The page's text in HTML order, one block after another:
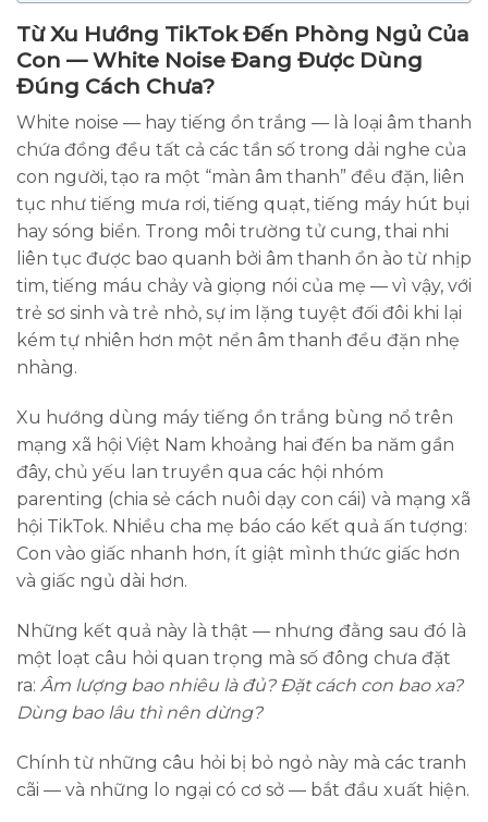
Từ Xu Hướng TikTok Đến Phòng Ngủ Của
Con — White Noise Đang Được Dùng
Đúng Cách Chưa?
White noise — hay tiếng ồn trắng — là loại âm thanh
chứa đồng đều tất cả các tần số trong dải nghe của
con người, tạo ra một “màn âm thanh” đều đặn, liên
tục như tiếng mưa rơi, tiếng quạt, tiếng máy hút bụi
hay sóng biển. Trong môi trường tử cung, thai nhi
liên tục được bao quanh bởi âm thanh ồn ào từ nhịp
tim, tiếng máu chảy và giọng nói của mẹ — vì vậy, với
trẻ sơ sinh và trẻ nhỏ, sự im lặng tuyệt đối đôi khi lại
kém tự nhiên hơn một nền âm thanh đều đặn nhẹ
nhàng.
Xu hướng dùng máy tiếng ồn trắng bùng nổ trên
mạng xã hội Việt Nam khoảng hai đến ba năm gần
đây, chủ yếu lan truyền qua các hội nhóm
parenting (chia sẻ cách nuôi dạy con cái) và mạng xã
hội TikTok. Nhiều cha mẹ báo cáo kết quả ấn tượng:
Con vào giấc nhanh hơn, ít giật mình thức giấc hơn
và giấc ngủ dài hơn.
Những kết quả này là thật — nhưng đằng sau đó là
một loạt câu hỏi quan trọng mà số đông chưa đặt
ra: Âm lượng bao nhiêu là đủ? Đặt cách con bao xa?
Dùng bao lâu thì nên dừng?
Chính từ những câu hỏi bị bỏ ngỏ này mà các tranh
cãi — và những lo ngại có cơ sở — bắt đầu xuất hiện.